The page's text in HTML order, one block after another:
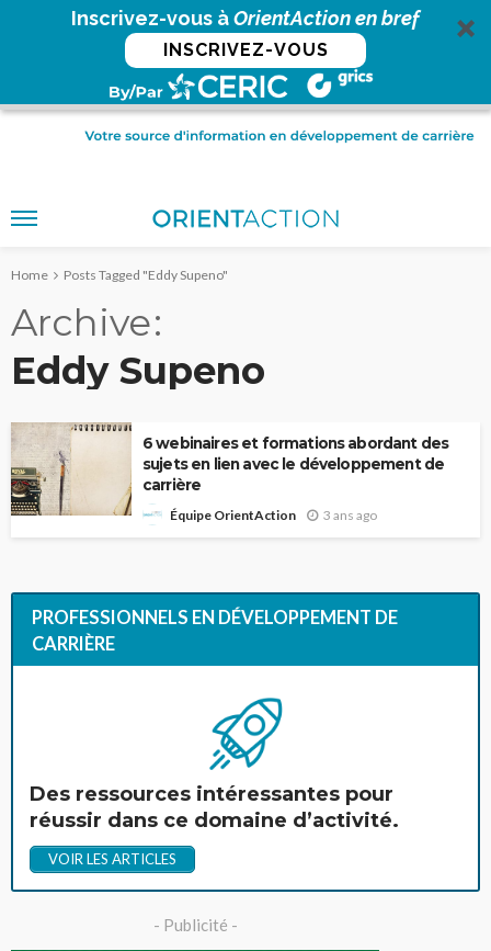
Inscrivez-vous àOrientAction en bref
INSCRIVEZ-VOUS
Home Posts Tagged "Eddy Supeno"
Archive
Eddy Supeno
6 webinaires et formations abordant des
sujets en lien avec le développement de
carrière
Équipe OrientAction 3 ans ago
PROFESSIONNELS EN DÉVELOPPEMENT DE
CARRIÈRE
Des ressources intéressantes pour
réussir dans ce domaine d’activité.
VOIR LES ARTICLES
- Publicité -